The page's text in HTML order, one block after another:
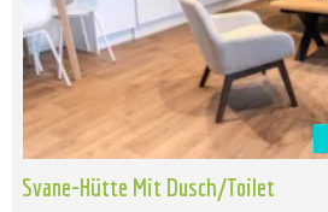
Svane-Hütte Mit Dusch/Toilet